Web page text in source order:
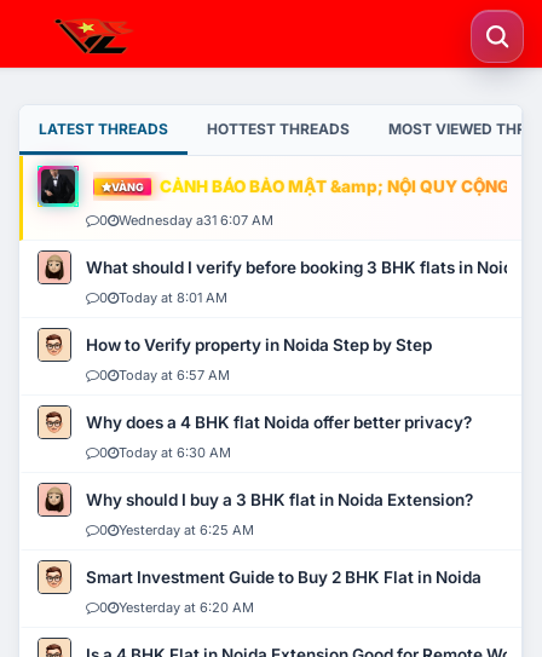
LATEST THREADS HOTTEST THREADS MOST VIEWED
VÀNG CẢNH BÁO BẢO MẬT &amp; NỘI QUY CỘNG
0 Wednesday a31 6:07 AM
What should I verify before booking 3 BHK flats in Noida?
0 Today at 8:01 AM
How to Verify property in Noida Step by Step
0 Today at 6:57 AM
Why does a 4 BHK flat Noida offer better privacy?
0 Today at 6:30 AM
Why should I buy a 3 BHK flat in Noida Extension?
0 Yesterday at 6:25 AM
Smart Investment Guide to Buy 2 BHK Flat in Noida
0 Yesterday at 6:20 AM